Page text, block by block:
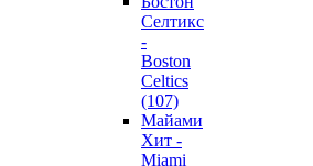
Селтикс
-
Boston
Celtics
(107)
Майами
Хит -
Miami